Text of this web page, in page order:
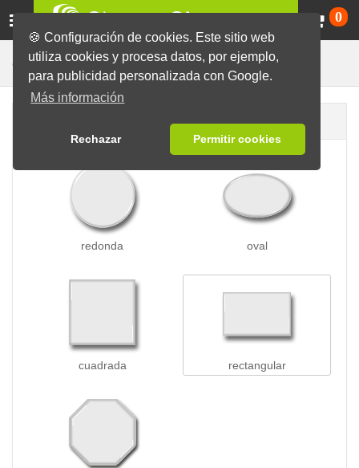
🍪 Configuración de cookies. Este sitio web
utiliza cookies y procesa datos, por ejemplo,
para publicidad personalizada con Google.
Más información
Rechazar Permitir cookies
0
Chapas Chapas con Clip
redonda oval
cuadrada rectangular